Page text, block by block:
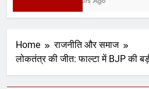
Home
राजनीति और समाज
लोकतंत्र की जीत: फाल्टा में BJP की